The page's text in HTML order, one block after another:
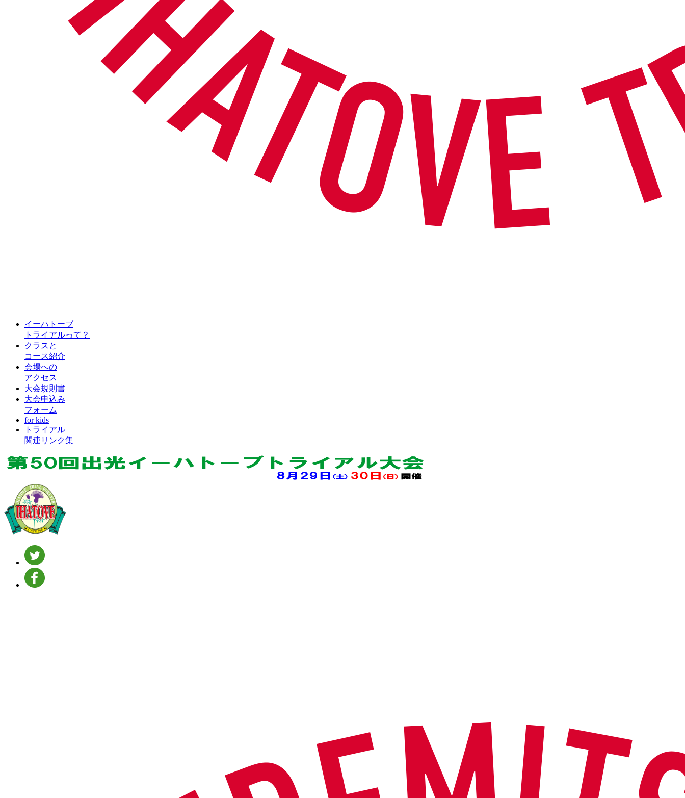
イーハトーブ
トライアルって？
クラスと
コース紹介
会場への
アクセス
大会規則書
大会申込み
フォーム
for kids
トライアル
関連リンク集